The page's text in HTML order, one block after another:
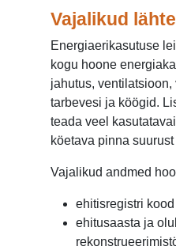
Vajalikud
Energiaerikasutuse
kogu hoone
jahutus, ventilatsioon,
tarbevesi ja köögid.
teada veel
köetava pinna
Vajalikud andmed
ehitisregistri kood
ehitusaasta ja